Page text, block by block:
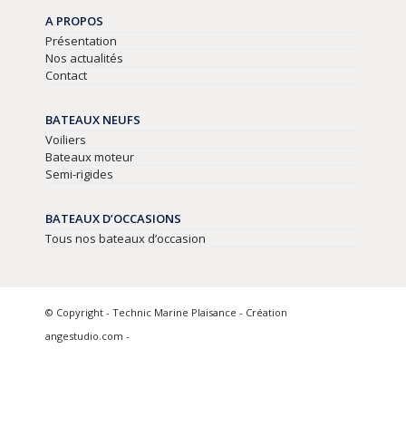
A PROPOS
Présentation
Nos actualités
Contact
BATEAUX NEUFS
Voiliers
Bateaux moteur
Semi-rigides
BATEAUX D’OCCASIONS
Tous nos bateaux d’occasion
© Copyright - Technic Marine Plaisance - Création
angestudio.com -